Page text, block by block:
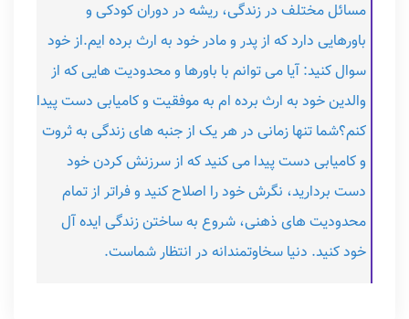
مسائل مختلف در زندگی، ریشه در دوران کودکی و
باورهایی دارد که از پدر و مادر خود به ارث برده ایم.از خود
سوال کنید: آیا می توانم با باورها و محدودیت هایی که از
والدین خود به ارث برده ام به موفقیت و کامیابی دست پیدا
کنم؟شما تنها زمانی در هر یک از جنبه های زندگی به ثروت
و کامیابی دست پیدا می کنید که از سرزنش کردن خود
دست بردارید، نگرش خود را اصلاح کنید و فراتر از تمام
محدودیت های ذهنی، شروع به ساختن زندگی ایده آل
خود کنید. دنیا سخاوتمندانه در انتظار شماست.